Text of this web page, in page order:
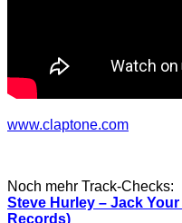
www.claptone.com
Noch mehr Track-Checks:
Steve Hurley – Jack
Records)